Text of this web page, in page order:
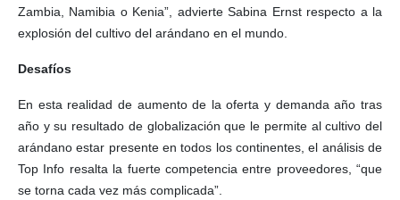
Zambia, Namibia o Kenia”, advierte Sabina Ernst respecto a la
explosión del cultivo del arándano en el mundo.
Desafíos
En esta realidad de aumento de la oferta y demanda año tras
año y su resultado de globalización que le permite al cultivo del
arándano estar presente en todos los continentes, el análisis de
Top Info resalta la fuerte competencia entre proveedores, “que
se torna cada vez más complicada”.